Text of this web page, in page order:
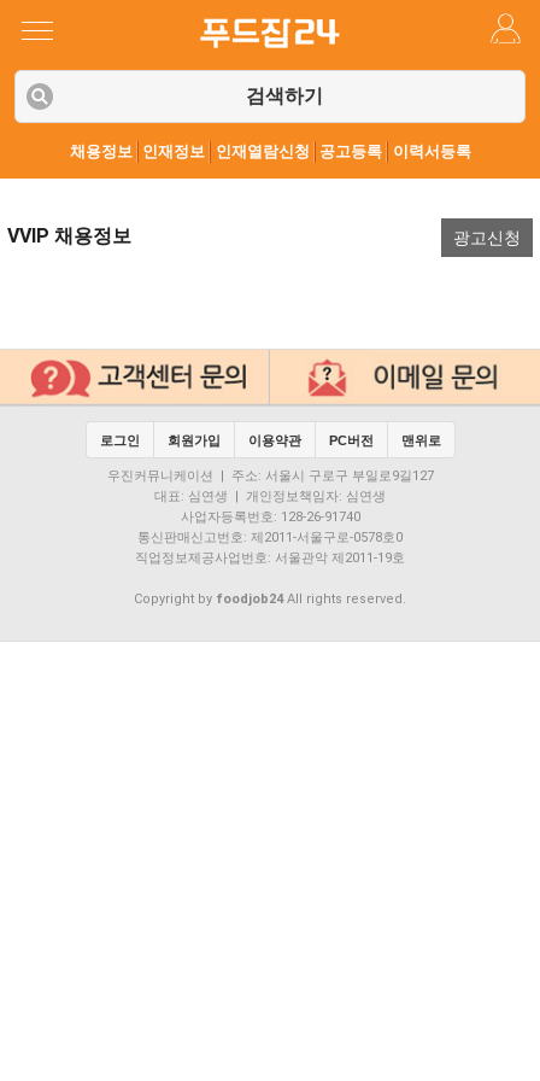
검색하기
채용정보 인재정보 인재열람신청 공고등록 이력서등록
VVIP 채용정보 광고신청
로그인 회원가입 이용약관 PC버전 맨위로
우진커뮤니케이션 | 주소: 서울시 구로구 부일로9길127
대표: 심연생 | 개인정보책임자: 심연생
사업자등록번호: 128-26-91740
통신판매신고번호: 제2011-서울구로-0578호0
직업정보제공사업번호: 서울관악 제2011-19호
Copyright by foodjob24All rights reserved.